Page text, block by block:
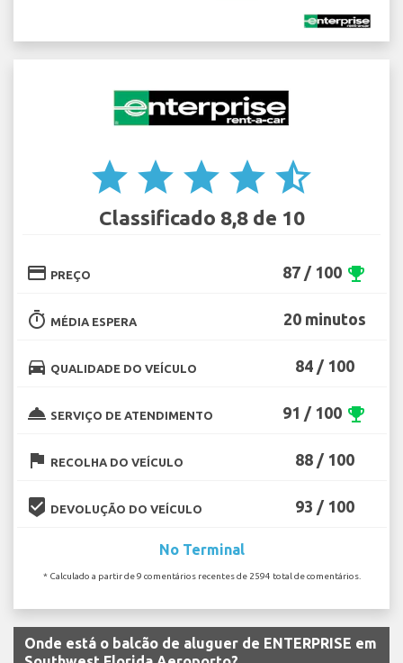
star star star star star_half
Classificado 8,8 de 10
credit_card PREÇO 87 / 100 emoji_events
timer MÉDIA ESPERA 20 minutos
directions_car QUALIDADE DO VEÍCULO 84 / 100
room_service SERVIÇO DE ATENDIMENTO 91 / 100 emoji_events
flag RECOLHA DO VEÍCULO 88 / 100
beenhere DEVOLUÇÃO DO VEÍCULO 93 / 100
No Terminal
* Calculado a partir de 9 comentários recentes de 2594 total de comentários.
Onde está o balcão de aluguer de ENTERPRISE em